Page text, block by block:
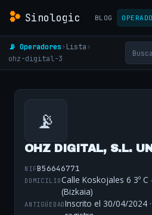
Sinologic BLOG
📡 Operadores› Lista›
ohz-digital-3
📡
OHZ DIGITAL, S.L.
NIFB56646771
DOMICILIOCalle Koskojales 6 3º
(Bizkaia)
ANTIGÜEDADInscrito el 30/04/2024 ·